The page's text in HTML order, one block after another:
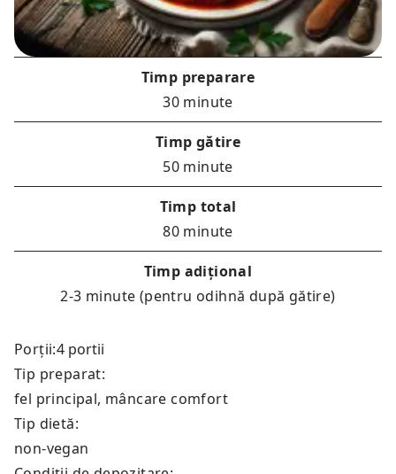
Timp preparare
30 minute
Timp gătire
50 minute
Timp total
80 minute
Timp adițional
2-3 minute (pentru odihnă după gătire)
Porții:
Tip preparat:
fel principal, mâncare comfort
Tip dietă:
non-vegan